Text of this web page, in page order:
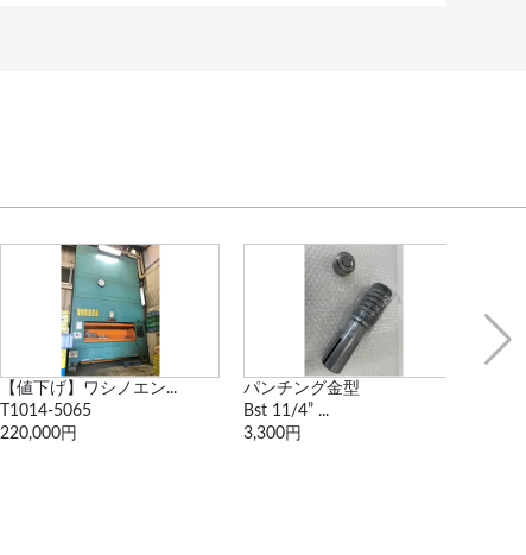
【値下げ】ワシノエン...
T1014-5065
220,000円
パンチング金型
Bst 11/4” ...
3,300円